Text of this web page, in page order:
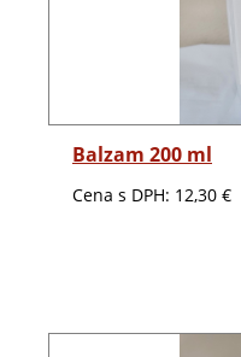
Balzam 200 ml
Cena s DPH: 12,30 €